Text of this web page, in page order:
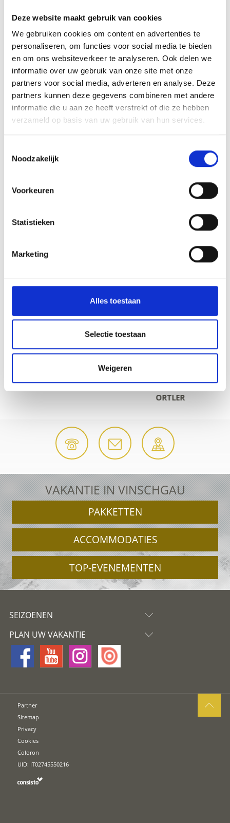
Deze website maakt gebruik van cookies
We gebruiken cookies om content en advertenties te
personaliseren, om functies voor social media te bieden
en om ons websiteverkeer te analyseren. Ook delen we
informatie over uw gebruik van onze site met onze
partners voor social media, adverteren en analyse. Deze
partners kunnen deze gegevens combineren met andere
informatie die u aan ze heeft verstrekt of die ze hebben
verzameld op basis van uw gebruik van hun services.
Noodzakelijk
Voorkeuren
Statistieken
Marketing
Alles toestaan
Selectie toestaan
Weigeren
zijn op hun oorspronkelijke plaats teruggebracht en
groen, kenmerkend voor die tijd.
De Etschradroute, een populaire fietsroute langs de
antieke weg Via Claudia Augusta, leidt door het dal
Vinschgau en deels langs het traject van de
Vinschger Bahn. De route is ideaal voor gezinnen en
met debikemobil Cardkan een panoramarijke rit
met de Vinschger Bahn perfect worden
Meer interessante links
VAKANTIE IN VINSCHGAU
PAKKETTEN
ACCOMMODATIES
TOP-EVENEMENTEN
SEIZOENEN
PLAN UW VAKANTIE
Partner
Sitemap
Privacy
Cookies
Coloron
UID: IT02745550216